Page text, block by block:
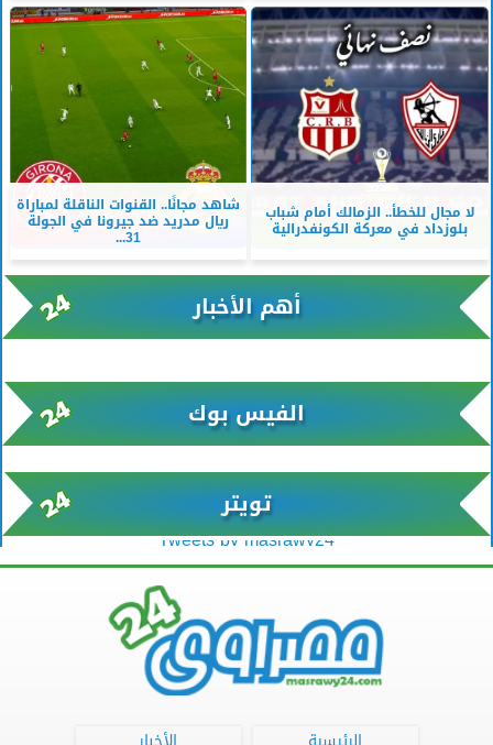
لا مجال للخطأ.. الزمالك أمام شباب
بلوزداد في معركة الكونفدرالية
شاهد مجانًا.. القنوات الناقلة لمباراة
ريال مدريد ضد جيرونا في الجولة
31...
أهم الأخبار
الفيس بوك
تويتر
Tweets by masrawy24